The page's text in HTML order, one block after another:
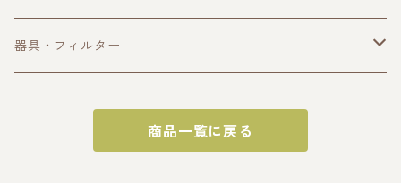
深煎り
器具・フィルター
ドリップケトル
商品一覧に戻る